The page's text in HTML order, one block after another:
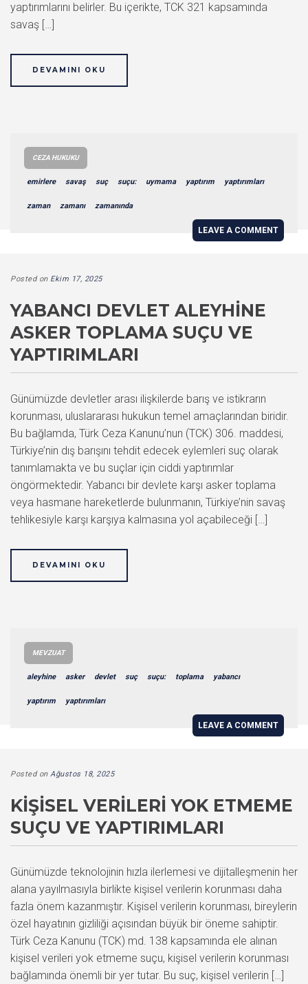
yaptırımlarını belirler. Bu içerikte, TCK 321 kapsamında
savaş […]
DEVAMINI OKU
CEZA HUKUKU
emirlere savaş suç suçu: uymama yaptırım yaptırımları
zaman zamanı zamanında
LEAVE A COMMENT
Posted on Ekim 17, 2025
YABANCI DEVLET ALEYHINE
ASKER TOPLAMA SUÇU VE
YAPTIRIMLARI
Günümüzde devletler arası ilişkilerde barış ve istikrarın
korunması, uluslararası hukukun temel amaçlarından biridir.
Bu bağlamda, Türk Ceza Kanunu’nun (TCK) 306. maddesi,
Türkiye’nin dış barışını tehdit edecek eylemleri suç olarak
tanımlamakta ve bu suçlar için ciddi yaptırımlar
öngörmektedir. Yabancı bir devlete karşı asker toplama
veya hasmane hareketlerde bulunmanın, Türkiye’nin savaş
tehlikesiyle karşı karşıya kalmasına yol açabileceği […]
DEVAMINI OKU
MEVZUAT
aleyhine asker devlet suç suçu: toplama yabancı
yaptırım yaptırımları
LEAVE A COMMENT
Posted on Ağustos 18, 2025
KIŞISEL VERILERI YOK ETMEME
SUÇU VE YAPTIRIMLARI
Günümüzde teknolojinin hızla ilerlemesi ve dijitalleşmenin her
alana yayılmasıyla birlikte kişisel verilerin korunması daha
fazla önem kazanmıştır. Kişisel verilerin korunması, bireylerin
özel hayatının gizliliği açısından büyük bir öneme sahiptir.
Türk Ceza Kanunu (TCK) md. 138 kapsamında ele alınan
kişisel verileri yok etmeme suçu, kişisel verilerin korunması
bağlamında önemli bir yer tutar. Bu suç, kişisel verilerin […]